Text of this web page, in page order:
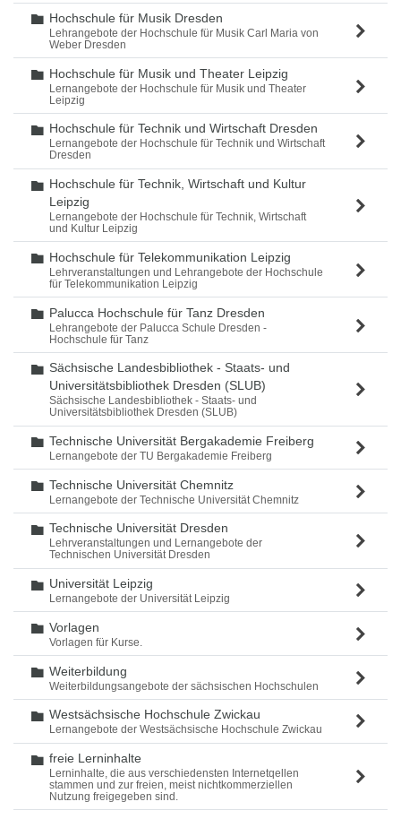
Ordner
Hochschule für Musik Dresden
Lehrangebote der Hochschule für Musik Carl Maria von
Weber Dresden
Ordner
Hochschule für Musik und Theater Leipzig
Lernangebote der Hochschule für Musik und Theater
Leipzig
Ordner
Hochschule für Technik und Wirtschaft Dresden
Lernangebote der Hochschule für Technik und Wirtschaft
Dresden
Ordner
Hochschule für Technik, Wirtschaft und Kultur
Leipzig
Lernangebote der Hochschule für Technik, Wirtschaft
und Kultur Leipzig
Ordner
Hochschule für Telekommunikation Leipzig
Lehrveranstaltungen und Lehrangebote der Hochschule
für Telekommunikation Leipzig
Ordner
Palucca Hochschule für Tanz Dresden
Lehrangebote der Palucca Schule Dresden -
Hochschule für Tanz
Ordner
Sächsische Landesbibliothek - Staats- und
Universitätsbibliothek Dresden (SLUB)
Sächsische Landesbibliothek - Staats- und
Universitätsbibliothek Dresden (SLUB)
Ordner
Technische Universität Bergakademie Freiberg
Lernangebote der TU Bergakademie Freiberg
Ordner
Technische Universität Chemnitz
Lernangebote der Technische Universität Chemnitz
Ordner
Technische Universität Dresden
Lehrveranstaltungen und Lernangebote der
Technischen Universität Dresden
Ordner
Universität Leipzig
Lernangebote der Universität Leipzig
Ordner
Vorlagen
Vorlagen für Kurse.
Ordner
Weiterbildung
Weiterbildungsangebote der sächsischen Hochschulen
Ordner
Westsächsische Hochschule Zwickau
Lernangebote der Westsächsische Hochschule Zwickau
Ordner
freie Lerninhalte
Lerninhalte, die aus verschiedensten Internetqellen
stammen und zur freien, meist nichtkommerziellen
Nutzung freigegeben sind.